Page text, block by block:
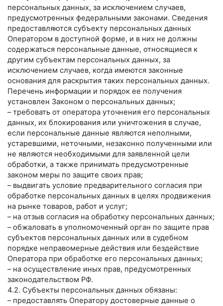
персональных данных, за исключением случаев,
предусмотренных федеральными законами. Сведения
предоставляются субъекту персональных данных
Оператором в доступной форме, и в них не должны
содержаться персональные данные, относящиеся к
другим субъектам персональных данных, за
исключением случаев, когда имеются законные
основания для раскрытия таких персональных данных.
Перечень информации и порядок ее получения
установлен Законом о персональных данных;
– требовать от оператора уточнения его персональных
данных, их блокирования или уничтожения в случае,
если персональные данные являются неполными,
устаревшими, неточными, незаконно полученными или
не являются необходимыми для заявленной цели
обработки, а также принимать предусмотренные
законом меры по защите своих прав;
– выдвигать условие предварительного согласия при
обработке персональных данных в целях продвижения
на рынке товаров, работ и услуг;
– на отзыв согласия на обработку персональных данных;
– обжаловать в уполномоченный орган по защите прав
субъектов персональных данных или в судебном
порядке неправомерные действия или бездействие
Оператора при обработке его персональных данных;
– на осуществление иных прав, предусмотренных
законодательством РФ.
4.2. Субъекты персональных данных обязаны:
– предоставлять Оператору достоверные данные о